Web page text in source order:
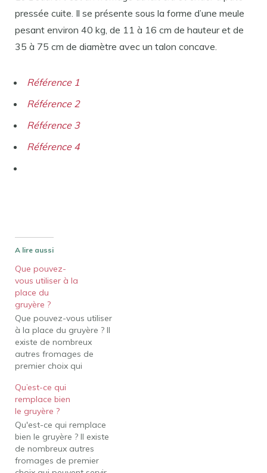
pressée cuite. Il se présente sous la forme d’une meule
pesant environ 40 kg, de 11 à 16 cm de hauteur et de
35 à 75 cm de diamètre avec un talon concave.
Référence 1
Référence 2
Référence 3
Référence 4
A lire aussi
Que pouvez-
vous utiliser à la
place du
gruyère ?
Que pouvez-vous utiliser
à la place du gruyère ? Il
existe de nombreux
autres fromages de
premier choix qui
substituts au fromage
Gruyxère. Selon que vous
faites fondre du fromage
ou que vous ajoutez plus
de variété à votre
planche de charcuterie,
vous pouvez envisager
Qu’est-ce qui
remplace bien
le gruyère ?
Qu'est-ce qui remplace
bien le gruyère ? Il existe
de nombreux autres
fromages de premier